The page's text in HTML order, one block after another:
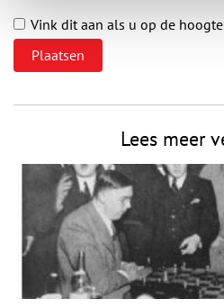
Vink dit aan als u op de
Lees meer